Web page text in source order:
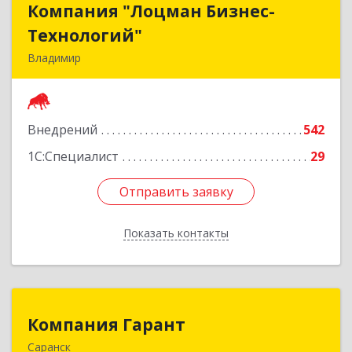
Компания "Лоцман Бизнес-
Технологий"
Владимир
Внедрений
542
1С:Специалист
29
Отправить заявку
Показать контакты
Компания "Лоцман Бизнес-
Подробнее
Отправить заявку
Назад
Компания Гарант
Саранск